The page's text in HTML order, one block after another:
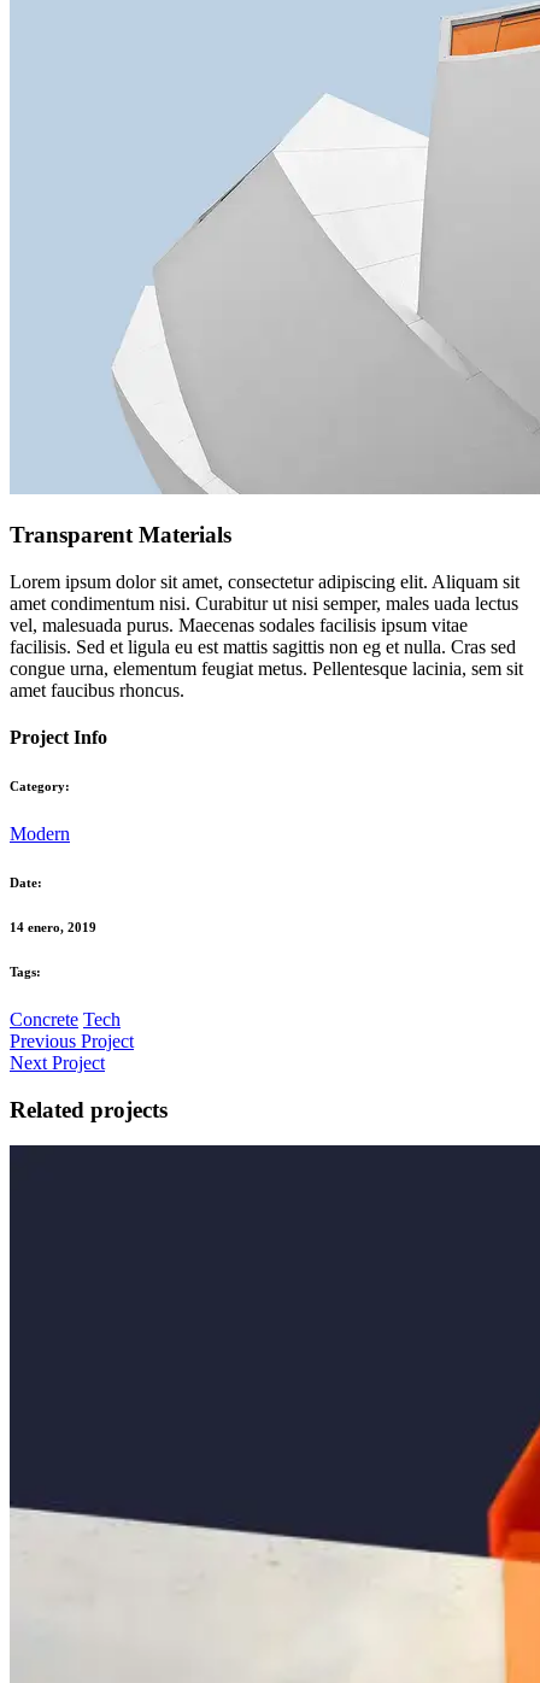
Transparent Materials
Lorem ipsum dolor sit amet, consectetur adipiscing elit. Aliquam sit
amet condimentum nisi. Curabitur ut nisi semper, males uada lectus
vel, malesuada purus. Maecenas sodales facilisis ipsum vitae
facilisis. Sed et ligula eu est mattis sagittis non eg et nulla. Cras sed
congue urna, elementum feugiat metus. Pellentesque lacinia, sem sit
amet faucibus rhoncus.
Project Info
Category:
Modern
Date:
14 enero, 2019
Tags:
Concrete Tech
Previous Project
Next Project
Related projects